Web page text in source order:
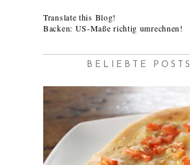
Translate this Blog!
Backen: US-Maße richtig umrechnen!
BELIEBTE POSTS